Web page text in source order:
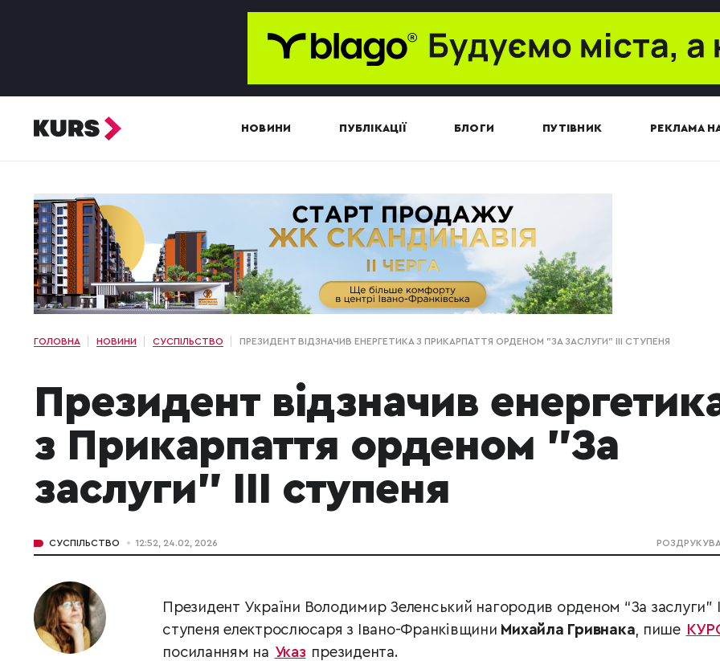
НОВИНИ ПУБЛІКАЦІЇ БЛОГИ ПУТІВНИК РЕКЛАМА
ГОЛОВНА НОВИНИ СУСПІЛЬСТВО ПРЕЗИДЕНТ ВІДЗНАЧИВ ЕНЕРГЕТИКА З ПРИКАРПАТТЯ ОРДЕНОМ "ЗА ЗАСЛУГИ" ІІІ СТУПЕНЯ
Президент відзначив
з Прикарпаття орденом "За
заслуги" ІІІ ступеня
СУСПІЛЬСТВО 12:52, 24.02, 2026
Президент України Володимир Зеленський нагородив орденом “За заслуги”
ступеня електрослюсаря з Івано-Франківщини Михайла Гривнака, пише
посиланням на Указ президента.